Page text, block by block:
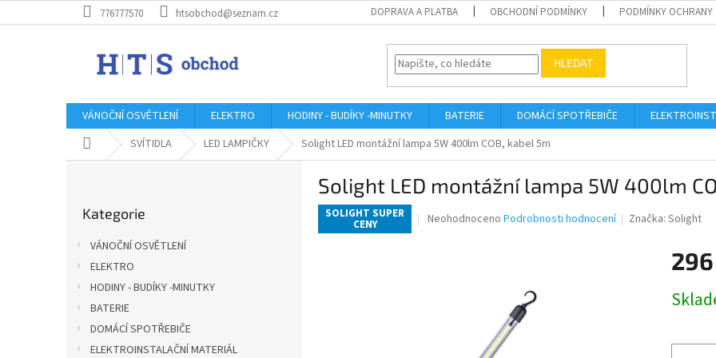
na
776777570 htsobchod@seznam.cz DOPRAVA A PLATBA OBCHODNÍ PODMÍNKY PODMÍNKY OCHRANY
HLEDAT
VÁNOČNÍ OSVĚTLENÍ ELEKTRO HODINY - BUDÍKY -MINUTKY BATERIE DOMÁCÍ SPOTŘEBIČE
Domů SVÍTIDLA LED LAMPIČKY Solight LED montážní lampa 5W 400lm COB, kabel 5m
kategorie
Kategorie
VÁNOČNÍ OSVĚTLENÍ
ELEKTRO
HODINY - BUDÍKY -MINUTKY
BATERIE
DOMÁCÍ SPOTŘEBIČE
ELEKTROINSTALAČNÍ MATERIÁL
Solight LED montážní lampa 5W 400lm
SOLIGHT SUPER
CENY
Průměrné
Neohodnoceno Podrobnosti hodnocení Značka:Solight
cena: